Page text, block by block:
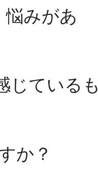
悩みがあ
じているも
か？